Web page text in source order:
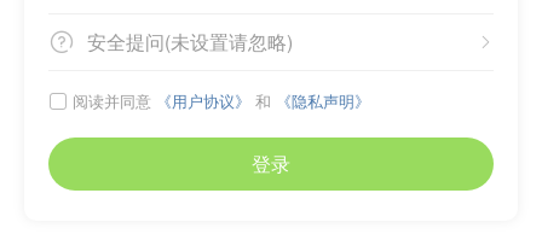
 
安全提问(未设置请忽略)
 阅读并同意 《用户协议》 和 《隐私声明》
登录